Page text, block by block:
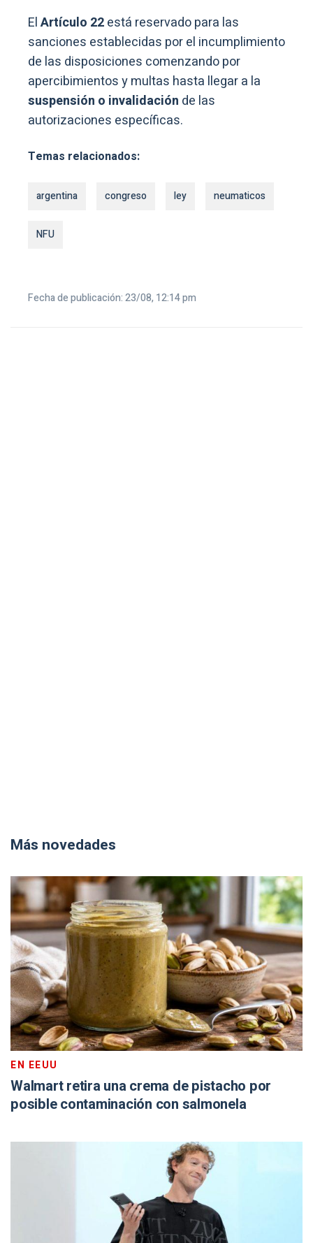
ElArtículo 22está reservado para las
sanciones establecidas por el incumplimiento
de las disposiciones comenzando por
apercibimientos y multas hasta llegar a la
suspensión o invalidación de las
autorizaciones específicas.
Temas relacionados:
argentina congreso ley neumaticos
NFU
Fecha de publicación: 23/08, 12:14 pm
Más novedades
EN EEUU
Walmart retira una crema de pistacho por
posible contaminación con salmonela